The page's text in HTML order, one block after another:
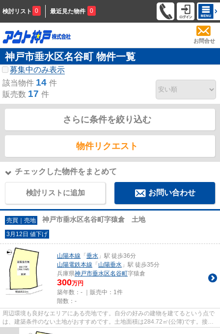
検討リスト 0 最近見た物件 0
お問合せ
神戸市垂水区名谷町 物件一覧
募集中のみ表示
該当物件 14 件
販売数 17 件
さらに条件を絞り込む
物件リクエスト
チェックした物件をまとめて
検討リストに追加 お問い合わせ
売買｜売地 神戸市垂水区名谷町字猿倉 土地
3月12日 値下げ
山陽本線 「 垂水 」駅 徒歩36分
山陽電鉄本線 「 山陽垂水 」駅 徒歩35分
兵庫県神戸市垂水区名谷町字猿倉
300万円
築年数：- ｜販売中： 1件
階数：-
周辺環境も良好なエリアにある売地です。自分の好みの建物を建てるという点で
は、建築条件のない土地がおすすめです。土地面積は284.72㎡(公簿)です。接道
が15m以上あると車の出し入れ...